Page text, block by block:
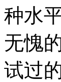
种水
无愧
试过